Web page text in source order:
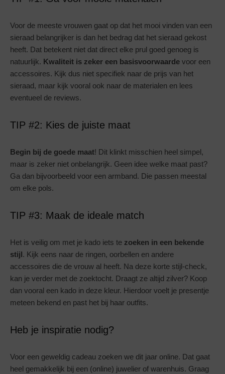
Voor de meeste vrouwen gaat op dat het mooi vinden van een
sieraad belangrijker is dan het bedrag dat het sieraad gekost
heeft. Dat betekent niet dat direct elke prul goed genoeg is
natuurlijk. Kwaliteit is zeker een basisvoorwaarde voor een
accessoires. Kijk dus niet specifiek naar de prijs van het
sieraad, maar kijk vooral ook naar de materialen en lees
eventueel de reviews.
TIP #2: Kies de juiste maat
Begin bij de goede maat! Dit klinkt misschien heel simpel,
maar is zeker niet onbelangrijk. Geen idee welke maat past?
Ga dan bijvoorbeeld voor een armband. Die passen meestal
om elke pols.
TIP #3: Maak de ideale match
Het is veilig om met je kado iets te zoeken in een bekende
stijl. Kijk eens naar de ringen, oorbellen en andere
accessoires die de vrouw al heeft. Na deze korte stijl-check,
kan je verder met de zoektocht. Draagt ze altijd zilver? Koop
dan vooral een kado in deze kleur. Hierdoor voelt je presentje
meteen bekend en past het bij haar outfits.
Heb je inspiratie nodig?
Voor een geweldig cadeau zoeken we dit jaar online. Dat gaat
heel gemakkelijk bij een (online) juwelier of warenhuis. Graag